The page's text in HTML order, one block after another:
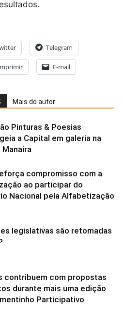
Telegram
E-mail
Mais do autor
Pinturas & Poesias
a Capital em galeria na
Manaira
compromisso com a
ao participar do
Nacional pela Alfabetização
legislativas são retomadas
contribuem com propostas
durante mais uma edição
Participativo